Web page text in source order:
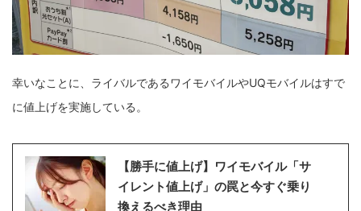
幸いなことに、ライバルであるワイモバイルやUQモバイルはすで
に値上げを実施している。
【勝手に値上げ】ワイモバイル「サ
イレント値上げ」の罠と今すぐ乗り
換えるべき理由